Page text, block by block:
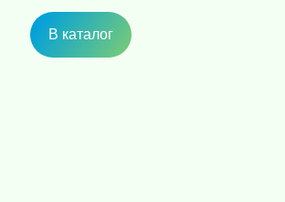
В каталог